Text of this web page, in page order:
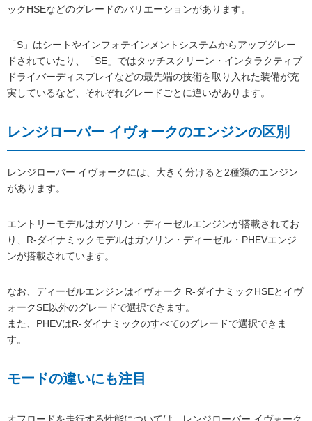
ックHSEなどのグレードのバリエーションがあります。
「S」はシートやインフォテインメントシステムからアップグレー
ドされていたり、「SE」ではタッチスクリーン・インタラクティブ
ドライバーディスプレイなどの最先端の技術を取り入れた装備が充
実しているなど、それぞれグレードごとに違いがあります。
レンジローバー イヴォークのエンジンの区別
レンジローバー イヴォークには、大きく分けると2種類のエンジン
があります。
エントリーモデルはガソリン・ディーゼルエンジンが搭載されてお
り、R-ダイナミックモデルはガソリン・ディーゼル・PHEVエンジ
ンが搭載されています。
なお、ディーゼルエンジンはイヴォーク R-ダイナミックHSEとイヴ
ォークSE以外のグレードで選択できます。
また、PHEVはR-ダイナミックのすべてのグレードで選択できま
す。
モードの違いにも注目